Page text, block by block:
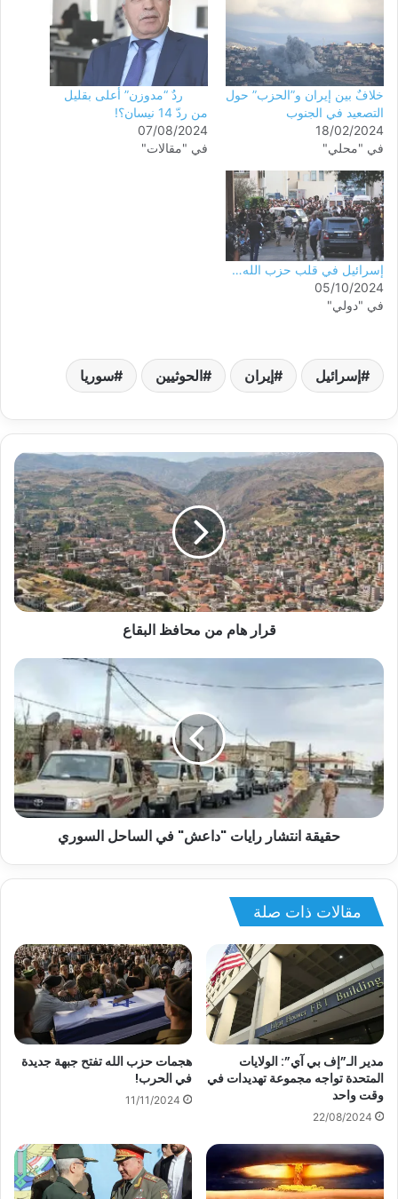
خلافٌ بين إيران و”الحزب” حول
التصعيد في الجنوب
18/02/2024
في "محلي"
ردٌ “مدوزن” أعلى بقليل
من ردّ 14 نيسان؟!
07/08/2024
في "مقالات"
إسرائيل في قلب حزب الله…
05/10/2024
في "دولي"
إسرائيل إيران الحوثيين سوريا
قرار هام من محافظ البقاع
حقيقة انتشار رايات "داعش" في الساحل السوري
مقالات ذات صلة
مدير الـ”إف بي آي”: الولايات
المتحدة تواجه مجموعة تهديدات في
وقت واحد
22/08/2024
هجمات حزب الله تفتح جبهة جديدة
في الحرب!
11/11/2024